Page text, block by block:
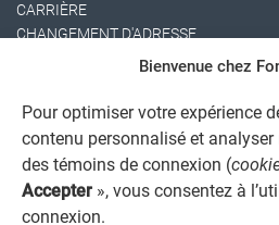
Bienvenue chez
Pour optimiser votre expérience
contenu personnalisé et
des témoins de connexion (
Accepter », vous consentez à
connexion.
CARRIÈRE
CHANGEMENT D'ADRESSE